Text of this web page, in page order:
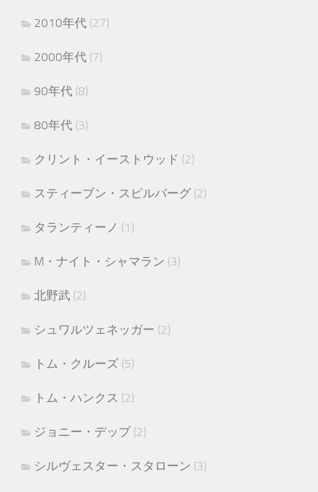
2010年代 (27)
2000年代 (7)
90年代 (8)
80年代 (3)
クリント・イーストウッド (2)
スティーブン・スピルバーグ (2)
タランティーノ (1)
M・ナイト・シャマラン (3)
北野武 (2)
シュワルツェネッガー (2)
トム・クルーズ (5)
トム・ハンクス (2)
ジョニー・デップ(2)
シルヴェスター・スタローン (3)